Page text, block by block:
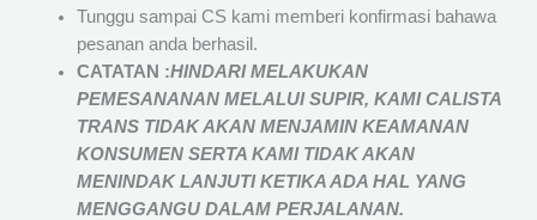
Tunggu sampai CS kami memberi konfirmasi bahawa
pesanan anda berhasil.
CATATAN :HINDARI MELAKUKAN
PEMESANANAN MELALUI SUPIR, KAMICALISTA
TRANSTIDAK AKAN MENJAMINKEAMANAN
KONSUMEN SERTA KAMI TIDAK AKAN
MENINDAK LANJUTI KETIKA ADA HAL YANG
MENGGANGU DALAM PERJALANAN.